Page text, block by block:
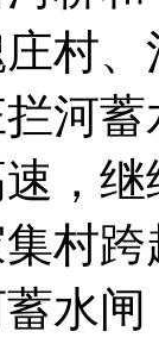
村
河
，
村
水